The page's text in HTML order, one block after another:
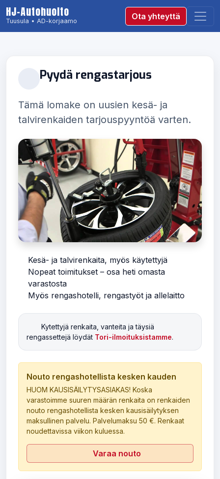
HJ-Autohuolto
Tuusula • AD-korjaamo Ota yhteyttä
Pyydä rengastarjous
Tämä lomake on uusien kesä- ja
talvirenkaiden tarjouspyyntöä varten.
Kesä- ja talvirenkaita, myös käytettyjä
Nopeat toimitukset – osa heti omasta
varastosta
Myös rengashotelli, rengastyöt ja allelaitto
Kytettyjä renkaita, vanteita ja täysiä
rengassettejä löydät Tori-ilmoituksistamme.
Nouto rengashotellista kesken kauden
HUOM KAUSISÄILYTYSASIAKAS! Koska
varastoimme suuren määrän renkaita on renkaiden
nouto rengashotellista kesken kausisäilytyksen
maksullinen palvelu. Palvelumaksu 50 €. Renkaat
noudettavissa viikon kuluessa.
Varaa nouto